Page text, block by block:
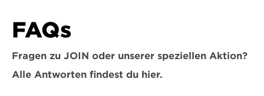
FAQs
Fragen zu JOIN oder unserer speziellen Aktion?
Alle Antworten findest du hier.